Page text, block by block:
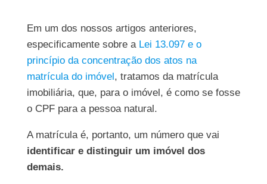
Em um dos nossos artigos anteriores,
especificamente sobre a Lei 13.097 e o
princípio da concentração dos atos na
matrícula do imóvel, tratamos da matrícula
imobiliária, que, para o imóvel, é como se fosse
o CPF para a pessoa natural.
A matrícula é, portanto, um número que vai
identificar e distinguir um imóvel dos
demais.